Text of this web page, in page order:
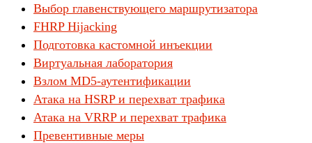
Выбор главенствующего маршрутизатора
FHRP Hijacking
Подготовка кастомной инъекции
Виртуальная лаборатория
Взлом MD5-аутентификации
Атака на HSRP и перехват трафика
Атака на VRRP и перехват трафика
Превентивные меры